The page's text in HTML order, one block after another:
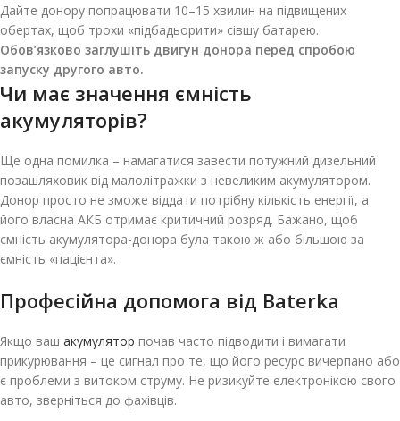
Дайте донору попрацювати 10–15 хвилин на підвищених
обертах, щоб трохи «підбадьорити» сівшу батарею.
Обов’язково заглушіть двигун донора перед спробою
запуску другого авто.
Чи має значення ємність
акумуляторів?
Ще одна помилка – намагатися завести потужний дизельний
позашляховик від малолітражки з невеликим акумулятором.
Донор просто не зможе віддати потрібну кількість енергії, а
його власна АКБ отримає критичний розряд. Бажано, щоб
ємність акумулятора-донора була такою ж або більшою за
ємність «пацієнта».
Професійна допомога від Baterka
Якщо ваш акумулятор почав часто підводити і вимагати
прикурювання – це сигнал про те, що його ресурс вичерпано або
є проблеми з витоком струму. Не ризикуйте електронікою свого
авто, зверніться до фахівців.